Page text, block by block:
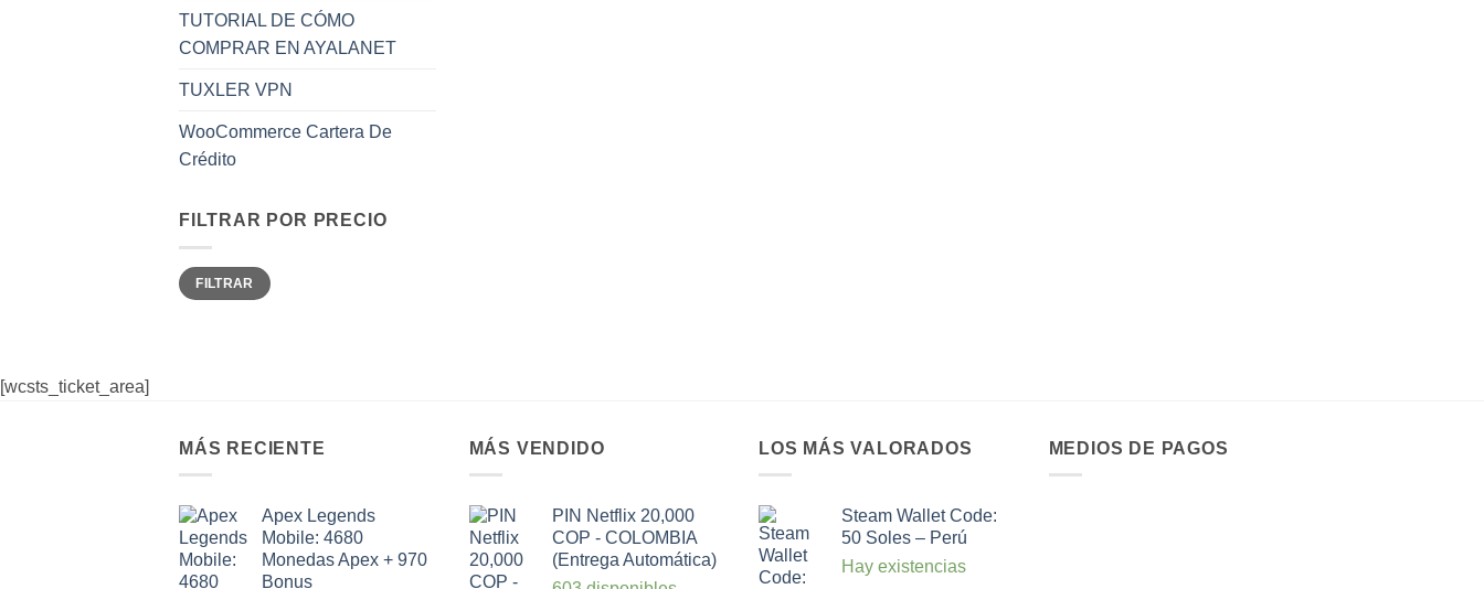
TUTORIAL DE CÓMO
COMPRAR EN AYALANET
TUXLER VPN
WooCommerce Cartera De
Crédito
FILTRAR POR PRECIO
Precio
mínimo
Precio
máximo
FILTRAR
[wcsts_ticket_area]
MÁS RECIENTE
Apex Legends
Mobile: 4680
Monedas Apex + 970
Bonus
MÁS VENDIDO
PIN Netflix 20,000
COP - COLOMBIA
(Entrega Automática)
LOS MÁS VALORADOS
Steam Wallet Code:
50 Soles – Perú
Hay existencias
MEDIOS DE PAGOS